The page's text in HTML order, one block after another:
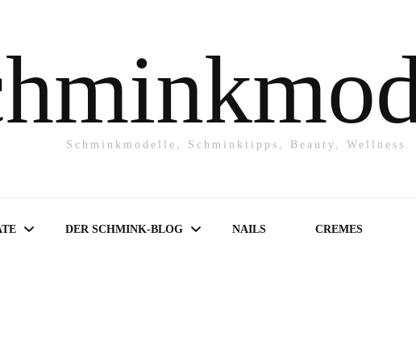
Schminkmodelle, Schminktipps, Beauty, Wellness
DER SCHMINK-BLOG NAILS CREMES